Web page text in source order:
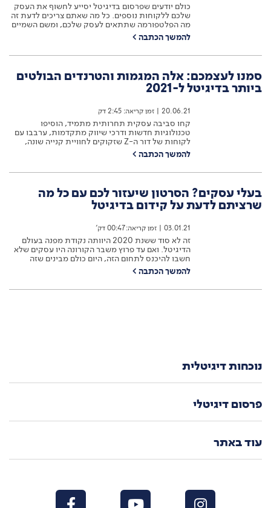
כולם יודעים שפרסום בדיגיטל יסייע לחשוף את העסק
שלכם ללקוחות נוספים. כל מה שאתם צריכים לדעת זה
מה הפלטפורמה שתתאים לעסק שלכם, ומשם השמיים
הם הגבול. לכל עסק אופי שונה – אבל אם נתכנן עבורו
את המסלול הנכון נגיע במהירות ליעד. לקהל היעד.
להמשך הכתבה >
סמנו לעצמכם: אלה המגמות והטרנדים הבולטים
ביותר בדיגיטל ל-2021
20.06.21
| זמן קריאה: 2:45 דק
קחו סביבה עסקית תחרותית מתמיד, הוסיפו
טכנולוגיות חדשות ודרכי שיווק מתקדמות, ערבבו עם
לקוחות של דור ה-Z שזקוקים לחוויית קנייה שונה,
והוסיפו מלמעלה קמצוץ של נסיבות משתנות – כמו
נגיף הקורונה, שאילץ משווקים רבים לחשב מסלול
מתאימים. אז אילו מגמות…
להמשך הכתבה >
בעלי עסקים? הסרטון שיעזור לכם עם כל מה
שרציתם לדעת על קידום בדיגיטל
03.01.21
| זמן קריאה: 00:47 דק'
זה לא סוד ששנת 2020 היוותה נקודת מפנה בעולם
הדיגיטל. ואם עד פרוץ משבר הקורונה היו עסקים שלא
חשבו להיכנס לתחום הזה, היום כולם מבינים שזה
מאסט. כיום, אין מי שלא מבין שאם לא תתאים את
עצמך לסיטואציה המשתנה – תישאר מחוץ למשחק,
להמשך הכתבה >
נוכחות דיגיטלית
פרסום דיגיטלי
עוד באתר